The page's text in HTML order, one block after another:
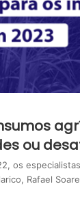
ou
os
Rafael